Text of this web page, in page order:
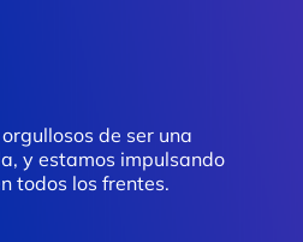
de ser una
y estamos impulsando
todos los frentes.